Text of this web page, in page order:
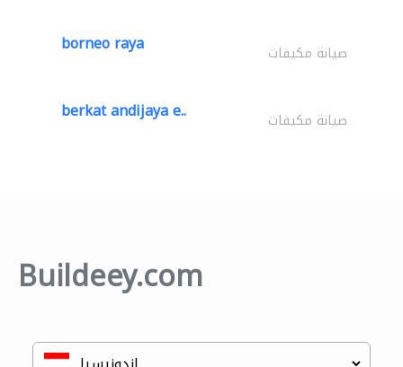
borneo raya صيانة مكيفات
berkat andijaya e.. صيانة مكيفات
Buildeey.com